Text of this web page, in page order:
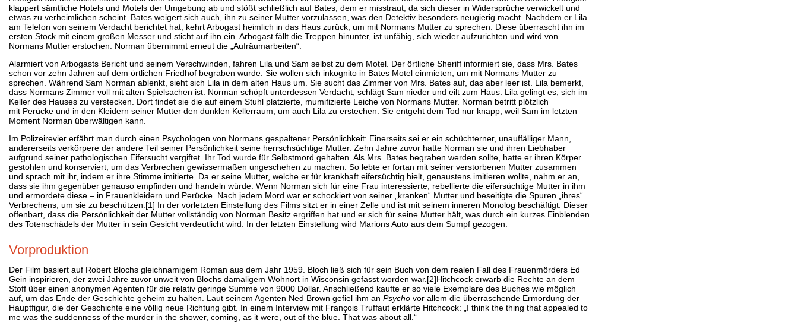
klappert sämtliche Hotels und Motels der Umgebung ab und stößt schließlich auf Bates, dem er misstraut, da sich dieser in Widersprüche verwickelt und
etwas zu verheimlichen scheint. Bates weigert sich auch, ihn zu seiner Mutter vorzulassen, was den Detektiv besonders neugierig macht. Nachdem er Lila
am Telefon von seinem Verdacht berichtet hat, kehrt Arbogast heimlich in das Haus zurück, um mit Normans Mutter zu sprechen. Diese überrascht ihn im
ersten Stock mit einem großen Messer und sticht auf ihn ein. Arbogast fällt die Treppen hinunter, ist unfähig, sich wieder aufzurichten und wird von
Normans Mutter erstochen. Norman übernimmt erneut die „Aufräumarbeiten“.
Alarmiert von Arbogasts Bericht und seinem Verschwinden, fahren Lila und Sam selbst zu dem Motel. Der örtliche Sheriff informiert sie, dass Mrs. Bates
schon vor zehn Jahren auf dem örtlichen Friedhof begraben wurde. Sie wollen sich inkognito in Bates Motel einmieten, um mit Normans Mutter zu
sprechen. Während Sam Norman ablenkt, sieht sich Lila in dem alten Haus um. Sie sucht das Zimmer von Mrs. Bates auf, das aber leer ist. Lila bemerkt,
dass Normans Zimmer voll mit alten Spielsachen ist. Norman schöpft unterdessen Verdacht, schlägt Sam nieder und eilt zum Haus. Lila gelingt es, sich im
Keller des Hauses zu verstecken. Dort findet sie die auf einem Stuhl platzierte, mumifizierte Leiche von Normans Mutter. Norman betritt plötzlich
mit Perücke und in den Kleidern seiner Mutter den dunklen Kellerraum, um auch Lila zu erstechen. Sie entgeht dem Tod nur knapp, weil Sam im letzten
Moment Norman überwältigen kann.
Im Polizeirevier erfährt man durch einen Psychologen von Normans gespaltener Persönlichkeit: Einerseits sei er ein schüchterner, unauffälliger Mann,
andererseits verkörpere der andere Teil seiner Persönlichkeit seine herrschsüchtige Mutter. Zehn Jahre zuvor hatte Norman sie und ihren Liebhaber
aufgrund seiner pathologischen Eifersucht vergiftet. Ihr Tod wurde für Selbstmord gehalten. Als Mrs. Bates begraben werden sollte, hatte er ihren Körper
gestohlen und konserviert, um das Verbrechen gewissermaßen ungeschehen zu machen. So lebte er fortan mit seiner verstorbenen Mutter zusammen
und sprach mit ihr, indem er ihre Stimme imitierte. Da er seine Mutter, welche er für krankhaft eifersüchtig hielt, genaustens imitieren wollte, nahm er an,
dass sie ihm gegenüber genauso empfinden und handeln würde. Wenn Norman sich für eine Frau interessierte, rebellierte die eifersüchtige Mutter in ihm
und ermordete diese – in Frauenkleidern und Perücke. Nach jedem Mord war er schockiert von seiner „kranken“ Mutter und beseitigte die Spuren „ihres“
Verbrechens, um sie zu beschützen.[1] In der vorletzten Einstellung des Films sitzt er in einer Zelle und ist mit seinem inneren Monolog beschäftigt. Dieser
offenbart, dass die Persönlichkeit der Mutter vollständig von Norman Besitz ergriffen hat und er sich für seine Mutter hält, was durch ein kurzes Einblenden
des Totenschädels der Mutter in sein Gesicht verdeutlicht wird. In der letzten Einstellung wird Marions Auto aus dem Sumpf gezogen.
Vorproduktion
Der Film basiert auf Robert Blochs gleichnamigem Roman aus dem Jahr 1959. Bloch ließ sich für sein Buch von dem realen Fall des Frauenmörders Ed
Gein inspirieren, der zwei Jahre zuvor unweit von Blochs damaligem Wohnort in Wisconsin gefasst worden war.[2]Hitchcock erwarb die Rechte an dem
Stoff über einen anonymen Agenten für die relativ geringe Summe von 9000 Dollar. Anschließend kaufte er so viele Exemplare des Buches wie möglich
auf, um das Ende der Geschichte geheim zu halten. Laut seinem Agenten Ned Brown gefiel ihm an Psycho vor allem die überraschende Ermordung der
Hauptfigur, die der Geschichte eine völlig neue Richtung gibt. In einem Interview mit François Truffaut erklärte Hitchcock: „I think the thing that appealed to
me was the suddenness of the murder in the shower, coming, as it were, out of the blue. That was about all.“